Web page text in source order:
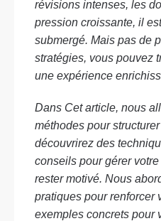
révisions intenses, les
pression croissante, il
submergé. Mais pas de
stratégies, vous pouvez
une expérience
Dans Cet article, nous
méthodes pour
découvrirez des
conseils pour gérer
rester motivé. Nous
pratiques pour renforcer
exemples concrets pour